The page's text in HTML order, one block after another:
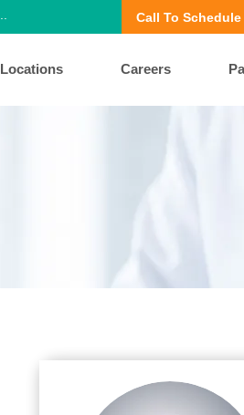
Call To Schedule
Locations Careers